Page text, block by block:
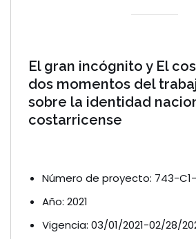
El gran incógnito y El
dos momentos del
sobre la identidad
costarricense
Número de proyecto: 743-
Año: 2021
Vigencia: 03/01/2021-02/28/